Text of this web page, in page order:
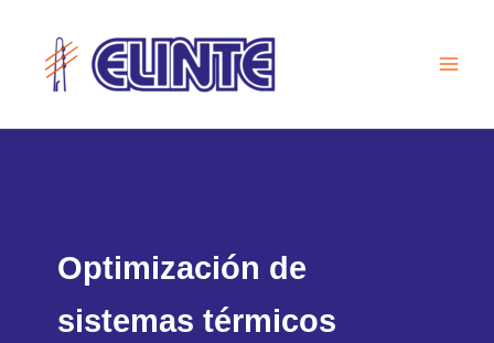
contenido
Optimización de
sistemas térmicos